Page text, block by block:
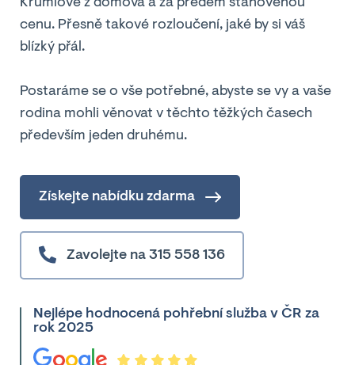
Krumlově z domova a za předem stanovenou
cenu. Přesně takové rozloučení, jaké by si váš
blízký přál.
Postaráme se o vše potřebné, abyste se vy a vaše
rodina mohli věnovat v těchto těžkých časech
především jeden druhému.
Získejte nabídku zdarma
Zavolejte na 315 558 136
Nejlépe hodnocená pohřební služba v ČR za
rok 2025